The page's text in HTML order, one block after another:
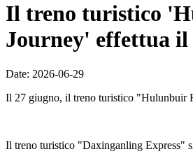
Il treno turistico
Journey' effettua il
Date: 2026-06-29
Il 27 giugno, il treno turistico "Hulunbuir
Il treno turistico "Daxinganling Express"